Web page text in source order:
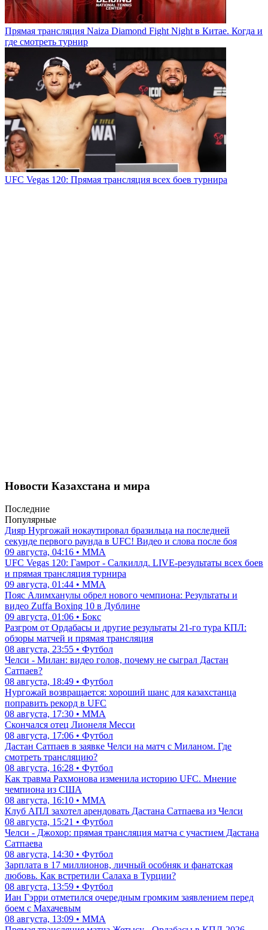
Прямая трансляция Naiza Diamond Fight Night в Китае. Когда и
где смотреть турнир
UFC Vegas 120: Прямая трансляция всех боев турнира
Новости Казахстана и мира
Последние
Популярные
Дияр Нургожай нокаутировал бразильца на последней
секунде первого раунда в UFC! Видео и слова после боя
09 августа, 04:16 • ММА
UFC Vegas 120: Гамрот - Салкиллд. LIVE-результаты всех боев
и прямая трансляция турнира
09 августа, 01:44 • ММА
Пояс Алимханулы обрел нового чемпиона: Результаты и
видео Zuffa Boxing 10 в Дублине
09 августа, 01:06 • Бокс
Разгром от Ордабасы и другие результаты 21-го тура КПЛ:
обзоры матчей и прямая трансляция
08 августа, 23:55 • Футбол
Челси - Милан: видео голов, почему не сыграл Дастан
Сатпаев?
08 августа, 18:49 • Футбол
Нургожай возвращается: хороший шанс для казахстанца
поправить рекорд в UFC
08 августа, 17:30 • ММА
Скончался отец Лионеля Месси
08 августа, 17:06 • Футбол
Дастан Сатпаев в заявке Челси на матч с Миланом. Где
смотреть трансляцию?
08 августа, 16:28 • Футбол
Как травма Рахмонова изменила историю UFC. Мнение
чемпиона из США
08 августа, 16:10 • ММА
Клуб АПЛ захотел арендовать Дастана Сатпаева из Челси
08 августа, 15:21 • Футбол
Челси - Джохор: прямая трансляция матча с участием Дастана
Сатпаева
08 августа, 14:30 • Футбол
Зарплата в 17 миллионов, личный особняк и фанатская
любовь. Как встретили Салаха в Турции?
08 августа, 13:59 • Футбол
Иан Гэрри отметился очередным громким заявлением перед
боем с Махачевым
08 августа, 13:09 • ММА